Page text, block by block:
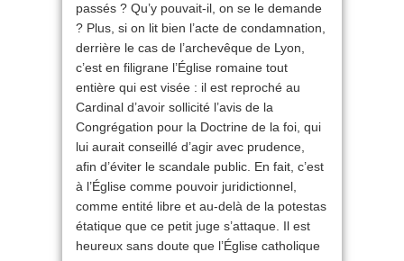
passés ? Qu’y pouvait-il, on se le demande
? Plus, si on lit bien l’acte de condamnation,
derrière le cas de l’archevêque de Lyon,
c’est en filigrane l’Église romaine tout
entière qui est visée : il est reproché au
Cardinal d’avoir sollicité l’avis de la
Congrégation pour la Doctrine de la foi, qui
lui aurait conseillé d’agir avec prudence,
afin d’éviter le scandale public. En fait, c’est
à l’Église comme pouvoir juridictionnel,
comme entité libre et au-delà de la potestas
étatique que ce petit juge s’attaque. Il est
heureux sans doute que l’Église catholique